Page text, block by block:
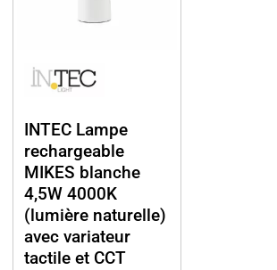
INTEC Lampe
rechargeable
MIKES blanche
4,5W 4000K
(lumière naturelle)
avec variateur
tactile et CCT